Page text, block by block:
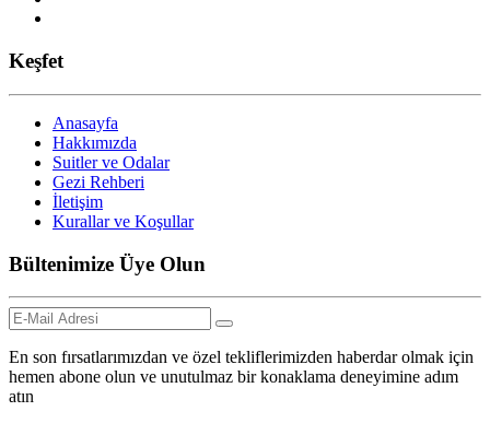
Keşfet
Anasayfa
Hakkımızda
Suitler ve Odalar
Gezi Rehberi
İletişim
Kurallar ve Koşullar
Bültenimize Üye Olun
En son fırsatlarımızdan ve özel tekliflerimizden haberdar olmak için
hemen abone olun ve unutulmaz bir konaklama deneyimine adım
atın